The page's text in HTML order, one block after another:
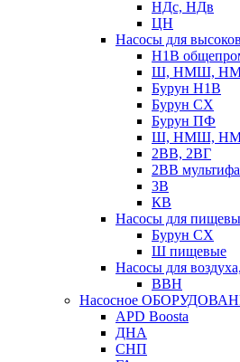
НДс, НДв
ЦН
Насосы для
Н1В
Ш, НМШ,
Бурун Н1В
Бурун СХ
Бурун ПФ
Ш, НМШ,
2ВВ, 2ВГ
2ВВ
3В
КВ
Насосы для
Бурун СХ
Ш пищевые
Насосы для
ВВН
Насосное
APD Boosta
ДНА
СНП